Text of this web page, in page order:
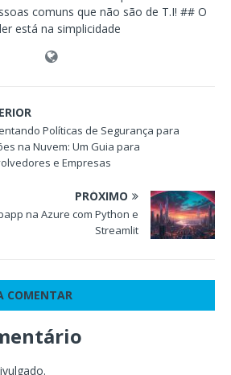
comuns que não são de T.I! ## O
está na simplicidade
Políticas de Segurança para
na Nuvem: Um Guia para
e Empresas
PRÓXIMO
na Azure com Python e
Streamlit
COMENTAR